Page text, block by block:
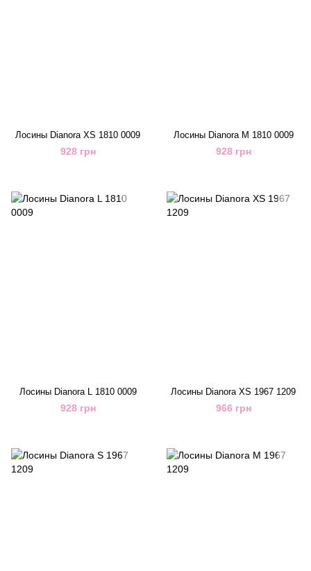
Лосины Dianora XS 1810 0009
928 грн
Лосины Dianora M 1810 0009
928 грн
Лосины Dianora L 1810 0009
928 грн
Лосины Dianora XS 1967 1209
966 грн